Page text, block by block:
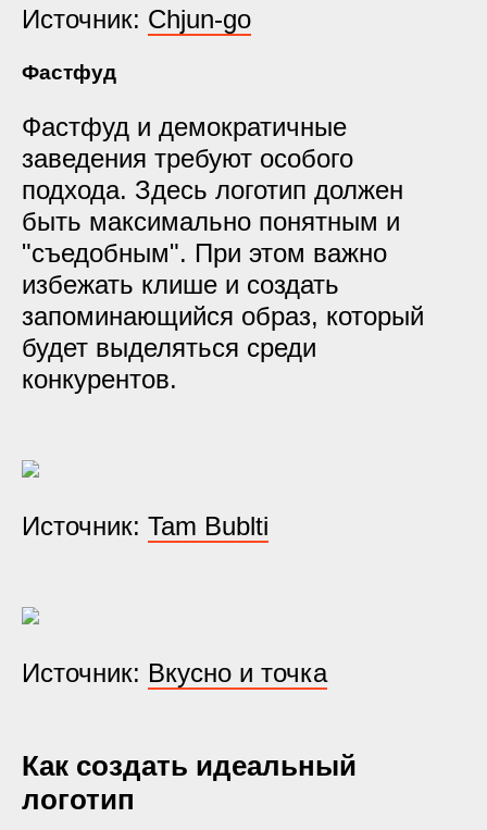
Источник: Chjun-go
Фастфуд
Фастфуд и демократичные
заведения требуют особого
подхода. Здесь логотип должен
быть максимально понятным и
"съедобным". При этом важно
избежать клише и создать
запоминающийся образ, который
будет выделяться среди
конкурентов.
Источник: Tam Bublti
Источник: Вкусно и точка
Как создать идеальный
логотип